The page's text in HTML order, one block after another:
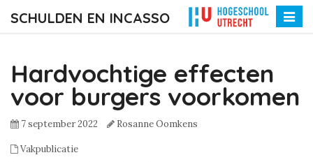
SCHULDEN EN INCASSO
Toggle
Hardvochtige effecten
voor burgers voorkomen
7 september 2022 Rosanne Oomkens
Vakpublicatie